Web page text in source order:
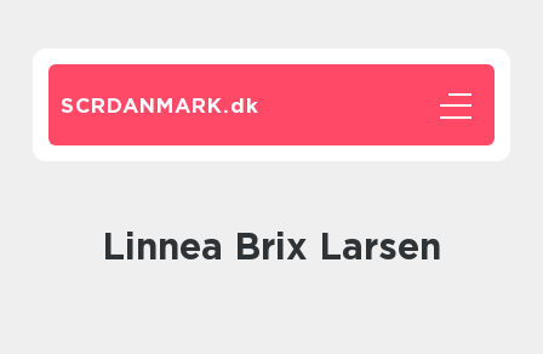
SCRDANMARK.dk
Linnea Brix Larsen